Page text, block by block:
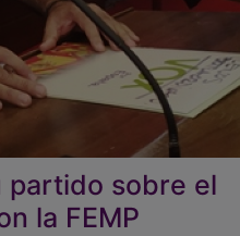
partido sobre el
la FEMP